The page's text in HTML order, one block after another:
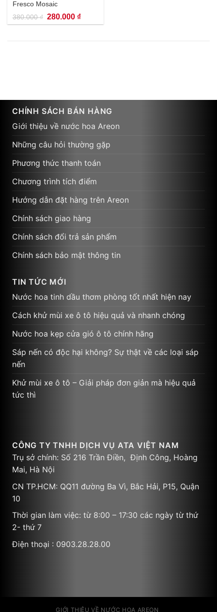
Fresco Mosaic
380.000₫ Giá
gốc
là:
280.000 ₫Giá
hiện
tại
280.000 ₫.
CHÍNH SÁCH BÁN HÀNG
Giới thiệu về nước hoa Areon
Những câu hỏi thường gặp
Phương thức thanh toán
Chương trình tích điểm
Hướng dẫn đặt hàng trên Areon
Chính sách giao hàng
Chính sách đổi trả sản phẩm
Chính sách bảo mật thông tin
TIN TỨC MỚI
Nước hoa tinh dầu thơm phòng tốt nhất hiện nay
Cách khử mùi xe ô tô hiệu quả và nhanh chóng
Nước hoa kẹp cửa gió ô tô chính hãng
Sáp nến có độc hại không? Sự thật về các loại sáp
nến
Khử mùi xe ô tô – Giải pháp đơn giản mà hiệu quả
tức thì
CÔNG TY TNHH DỊCH VỤ ATA VIỆT NAM
Trụ sở chính: Số 216 Trần Điền, Định Công, Hoàng
Mai, Hà Nội
CN TP.HCM: QQ11 đường Ba Vì, Bắc Hải, P15, Quận
10
Thời gian làm việc: từ 8:00 – 17:30 các ngày từ thứ
2- thứ 7
Điện thoại : 0903.28.28.00
GIỚI THIỆU VỀ NƯỚC HOA AREON